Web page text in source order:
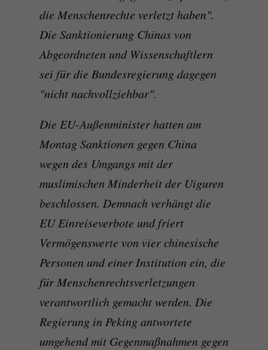
die Menschenrechte verletzt haben".
Die Sanktionierung Chinas von
Abgeordneten und Wissenschaftlern
sei für die Bundesregierung dagegen
"nicht nachvollziehbar".
Die EU-Außenminister hatten am
Montag Sanktionen gegen China
wegen des Umgangs mit der
muslimischen Minderheit der Uiguren
beschlossen. Demnach verhängt die
EU Einreiseverbote und friert
Vermögenswerte von vier chinesische
Personen und einer Institution ein, die
für Menschenrechtsverletzungen
verantwortlich gemacht werden. Die
Regierung in Peking antwortete
umgehend mit Gegenmaßnahmen gegen